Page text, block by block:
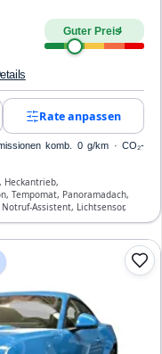
Guter Preis4
Rate anpassen
komb. 0 g/km · CO₂-
Heckantrieb,
Tempomat, Panoramadach,
Assistent, Lichtsensor,
Front- und Seiten-